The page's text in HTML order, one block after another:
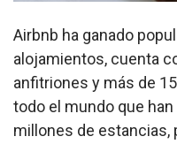
Airbnb ha ganado
alojamientos, cuenta
anfitriones y más de
todo el mundo que
millones de estancias,